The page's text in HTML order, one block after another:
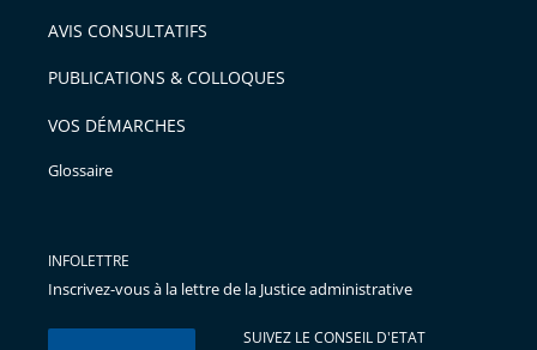
AVIS CONSULTATIFS
PUBLICATIONS & COLLOQUES
VOS DÉMARCHES
Glossaire
INFOLETTRE
Inscrivez-vous à la lettre de la Justice administrative
SUIVEZ LE CONSEIL D'ETAT